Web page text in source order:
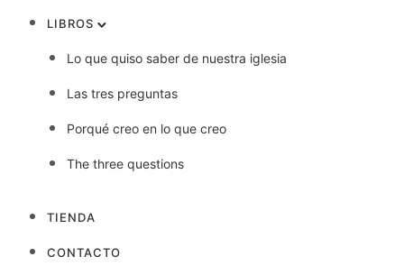
LIBROS
Lo que quiso saber de nuestra iglesia
Las tres preguntas
Porqué creo en lo que creo
The three questions
TIENDA
CONTACTO